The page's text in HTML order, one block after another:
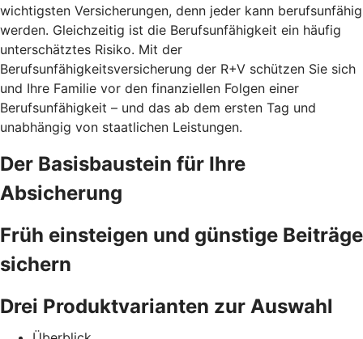
wichtigsten Versicherungen, denn jeder kann berufsunfähig
werden. Gleichzeitig ist die Berufsunfähigkeit ein häufig
unterschätztes Risiko. Mit der
Berufsunfähigkeitsversicherung der R+V schützen Sie sich
und Ihre Familie vor den finanziellen Folgen einer
Berufsunfähigkeit – und das ab dem ersten Tag und
unabhängig von staatlichen Leistungen.
Der Basisbaustein für Ihre
Absicherung
Früh einsteigen und günstige Beiträge
sichern
Drei Produktvarianten zur Auswahl